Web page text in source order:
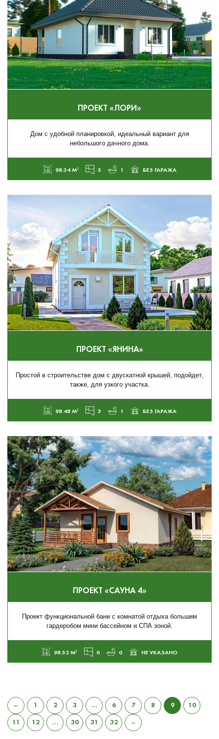
ПРОЕКТ «ЛОРИ»
Дом c удобной планировкой, идеальный вариант для
небольшого дачного дома.
98.34 М² 3 1 БЕЗ ГАРАЖА
ПРОЕКТ «ЯНИНА»
Простой в строительстве дом с двускатной крышей, подойдет,
также, для узкого участка.
98.48 М² 3 1 БЕЗ ГАРАЖА
ПРОЕКТ «САУНА 4»
Проект функциональной бани с комнатой отдыха большим
гардеробом мини бассейном и СПА зоной.
98.52 М² 0 0 НЕ УКАЗАНО
← 1 2 3 … 6 7 8 9 10
11 12 … 30 31 32 →